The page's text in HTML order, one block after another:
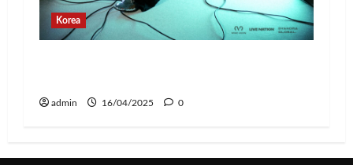
Korea
admin 16/04/2025 0